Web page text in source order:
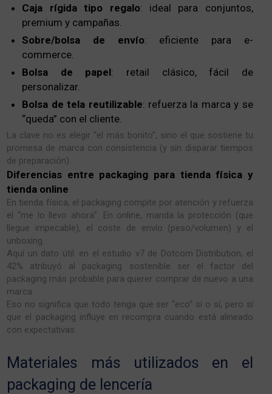
Caja rígida tipo regalo: ideal para conjuntos,
premium y campañas.
Sobre/bolsa de envío: eficiente para e-
commerce.
Bolsa de papel: retail clásico, fácil de
personalizar.
Bolsa de tela reutilizable: refuerza la marca y se
“queda” con el cliente.
La clave no es elegir “el más bonito”, sino el que sostiene tu
promesa de marca con consistencia (y sin disparar tiempos
de preparación).
Diferencias entre packaging para tienda física y
tienda online
En tienda física, el packaging compite por atención y refuerza
el “me lo llevo ahora”. En online, manda la protección (que
llegue impecable), el coste de envío (peso/volumen) y el
unboxing.
Aquí un dato útil: en el estudio v7 de Dotcom Distribution, el
42% atribuyó al packaging sostenible ser el factor del
packaging más probable para querer comprar de nuevo a una
marca.
Eso no significa que todo tenga que ser “eco” sí o sí, pero sí
que el packaging influye en recompra cuando está alineado
con expectativas.
Materiales más utilizados en el
packaging de lencería